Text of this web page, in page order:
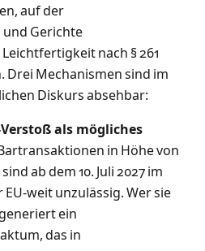
auf der
Gerichte
nach § 261
Drei Mechanismen sind im
Diskurs absehbar:
als mögliches
in Höhe von
ab dem 10. Juli 2027 im
weit unzulässig. Wer sie
ein
das in